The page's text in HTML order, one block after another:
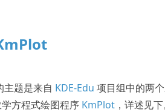
主题是来自 KDE-Edu 项目组中的两
方程式绘图程序 KmPlot，详述见下